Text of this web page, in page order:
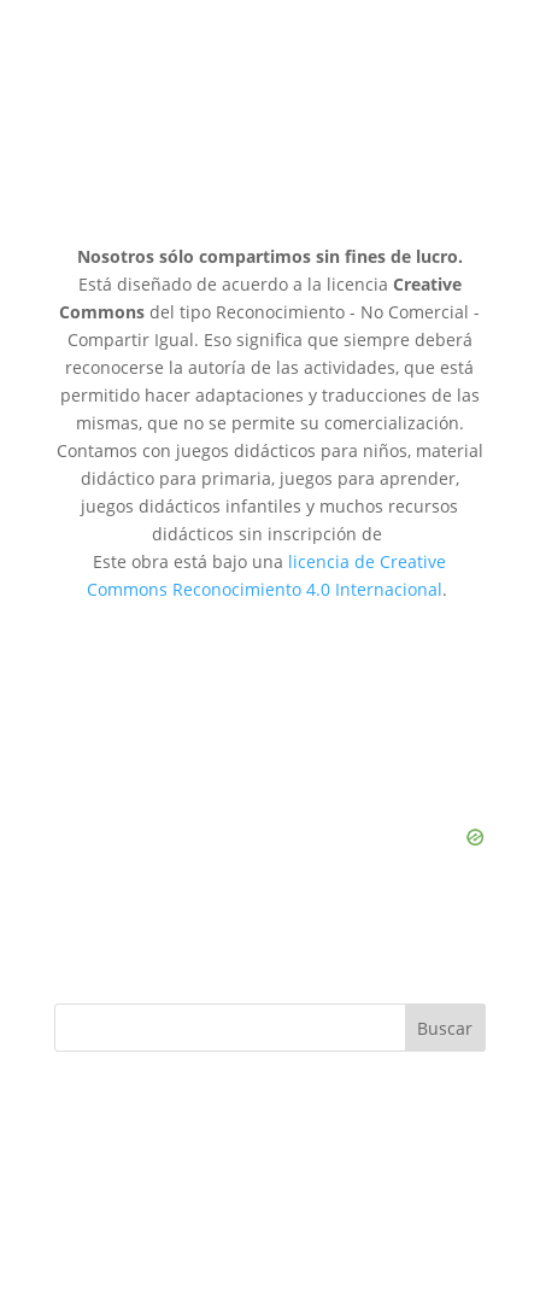
Nosotros sólo compartimos sin fines de lucro.
Está diseñado de acuerdo a la licencia Creative
Commons del tipo Reconocimiento - No Comercial -
Compartir Igual. Eso significa que siempre deberá
reconocerse la autoría de las actividades, que está
permitido hacer adaptaciones y traducciones de las
mismas, que no se permite su comercialización.
Contamos con juegos didácticos para niños, material
didáctico para primaria, juegos para aprender,
juegos didácticos infantiles y muchos recursos
didácticos sin inscripción de
Este obra está bajo una licencia de Creative
Commons Reconocimiento 4.0 Internacional.